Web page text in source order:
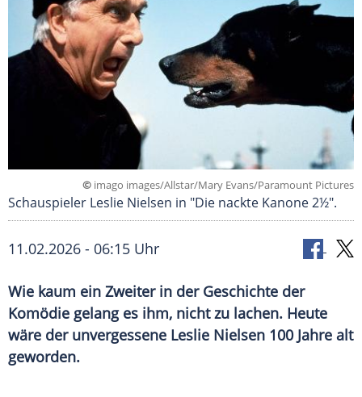
© imago images/Allstar/Mary Evans/Paramount Pictures
Schauspieler Leslie Nielsen in "Die nackte Kanone 2½".
11.02.2026 - 06:15 Uhr
Wie kaum ein Zweiter in der Geschichte der
Komödie gelang es ihm, nicht zu lachen. Heute
wäre der unvergessene Leslie Nielsen 100 Jahre alt
geworden.